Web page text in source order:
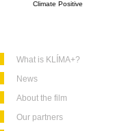
Climate Positive
What is KLÍMA+?
News
About the film
Our partners